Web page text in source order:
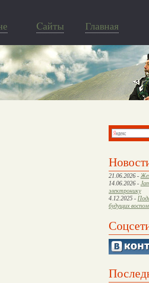
Cайты Главная
21.06.2026 -
14.06.2026 -
электронику
4.12.2025 -
будущих